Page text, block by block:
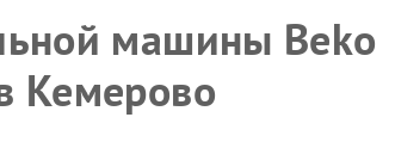
машины Beko
Кемерово